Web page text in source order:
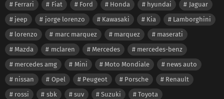
Ferrari
Fiat Ford Honda hyundai
Jaguar
jeep
jorge lorenzo Kawasaki Kia
Lamborghini
lorenzo
marc marquez marquez
maserati
Mazda
mclaren Mercedes
mercedes-benz
mercedes amg
Mini Moto Mondiale
news auto
nissan
Opel Peugeot Porsche
Renault
rossi
sbk suv Suzuki
Toyota